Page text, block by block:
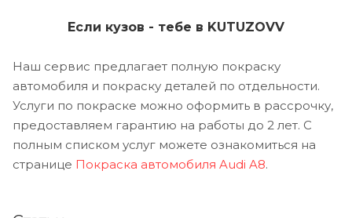
Если кузов - тебе в KUTUZOVV
Наш сервис предлагает полную покраску
автомобиля и покраску деталей по отдельности.
Услуги по покраске можно оформить в рассрочку,
предоставляем гарантию на работы до 2 лет. С
полным списком услуг можете ознакомиться на
странице Покраска автомобиля Audi A8.